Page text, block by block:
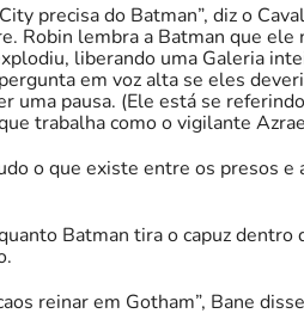
precisa do Batman”, diz o
Robin lembra a Batman que
liberando uma Galeria
em voz alta se eles
uma pausa. (Ele está se
trabalha como o vigilante
o que existe entre os presos e
Batman tira o capuz dentro
reinar em Gotham”, Bane